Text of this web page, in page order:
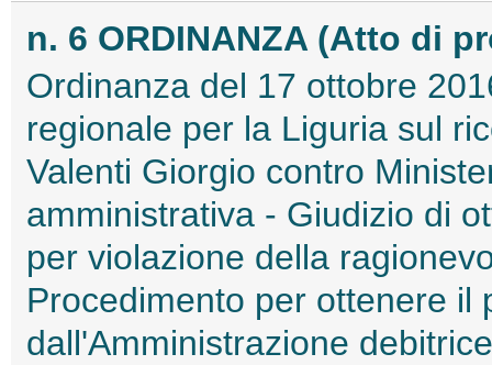
n. 6 ORDINANZA (Atto di
Ordinanza del 17 ottobre
regionale per la Liguria sul
Valenti Giorgio contro
amministrativa - Giudizio di
per violazione della
Procedimento per ottenere il
dall'Amministrazione